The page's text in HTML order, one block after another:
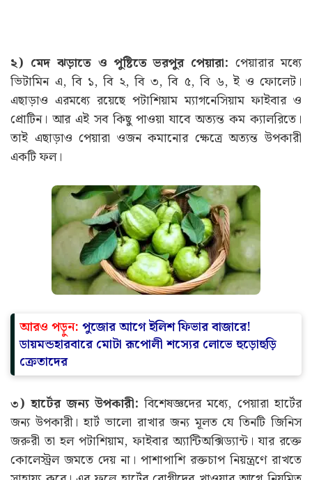
২) মেদ ঝড়াতে ও পুষ্টিতে ভরপুর পেয়ারা: পেয়ারার মধ্যে
ভিটামিন এ, বি ১, বি ২, বি ৩, বি ৫, বি ৬, ই ও ফোলেট।
এছাড়াও এরমধ্যে রয়েছে পটাশিয়াম ম্যাগনেসিয়াম ফাইবার ও
প্রোটিন। আর এই সব কিছু পাওয়া যাবে অত্যন্ত কম ক্যালরিতে।
তাই এছাড়াও পেয়ারা ওজন কমানোর ক্ষেত্রে অত্যন্ত উপকারী
একটি ফল।
আরও পড়ুন: পুজোর আগে ইলিশ ফিভার বাজারে!
ডায়মন্ডহারবারে মোটা রূপোলী শস্যের লোভে হুড়োহুড়ি
ক্রেতাদের
৩) হার্টের জন্য উপকারী: বিশেষজ্ঞদের মধ্যে, পেয়ারা হার্টের
জন্য উপকারী। হার্ট ভালো রাখার জন্য মূলত যে তিনটি জিনিস
জরুরী তা হল পটাশিয়াম, ফাইবার অ্যান্টিঅক্সিড্যান্ট। যার রক্তে
কোলেস্ট্রল জমতে দেয় না। পাশাপাশি রক্তচাপ নিয়ন্ত্রণে রাখতে